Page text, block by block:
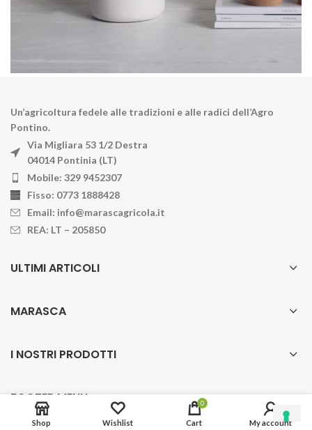
Un’agricoltura fedele alle tradizioni e alle radici dell’Agro
Pontino.
Via Migliara 53 1/2 Destra
04014 Pontinia (LT)
Mobile: 329 9452307
Fisso: 0773 1888428
Email: info@marascagricola.it
REA: LT – 205850
ULTIMI ARTICOLI
MARASCA
I NOSTRI PRODOTTI
FOOTER MENU
Privacy Policy
Shop Wishlist
0
Cart My account